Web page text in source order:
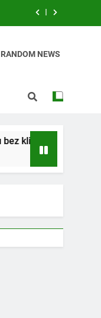
RANDOM NEWS
i velikih računa za